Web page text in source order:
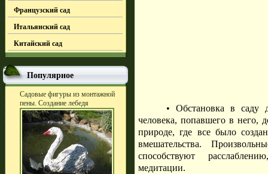
Французский сад
Итальянский сад
Китайский сад
Популярное
Садовые фигуры из монтажной
пены. Создание лебедя
• Обстановка в саду
человека, попавшего в него,
природе, где все было
вмешательства.
способствуют
медитации.